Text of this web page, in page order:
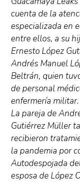
cuenta de la
especializada en
entre ellos, a su
Ernesto López
Andrés Manuel
Beltrán, quien
de personal
enfermería militar.
La pareja de
Gutiérrez Müller
recibieron
la pandemia por
Autodespojada
esposa de López